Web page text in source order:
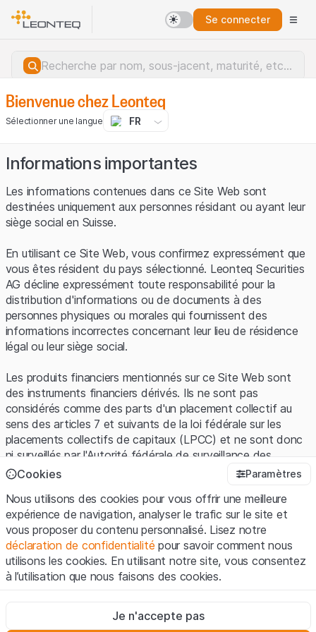
Se connecter
Erreur du serveur.
Bienvenue chez Leonteq
Sélectionner une langue FR
Informations importantes
Les informations contenues dans ce Site Web sont
destinées uniquement aux personnes résidant ou ayant leur
siège social en Suisse.
En utilisant ce Site Web, vous confirmez expressément que
vous êtes résident du pays sélectionné. Leonteq Securities
AG décline expressément toute responsabilité pour la
distribution d'informations ou de documents à des
personnes physiques ou morales qui fournissent des
informations incorrectes concernant leur lieu de résidence
légal ou leur siège social.
Les produits financiers mentionnés sur ce Site Web sont
des instruments financiers dérivés. Ils ne sont pas
considérés comme des parts d'un placement collectif au
sens des articles 7 et suivants de la loi fédérale sur les
placements collectifs de capitaux (LPCC) et ne sont donc
ni surveillés par l'Autorité fédérale de surveillance des
marchés financiers (FINMA) ni enregistrés auprès de la
protection spécifique des investisseurs prévue par la LPCC.
Conditions d'utilisation et informations juridiques
En utilisant le Site Web de Leonteq Securities AG (ci-après
"Site Web"), vous confirmez que vous avez compris et que
vous acceptez les informations juridiques, les notes
vous n'acceptez pas les Conditions d'utilisation, veuillez-
vous abstenir d'utiliser ce Site Web.
Cookies Paramètres
Nous utilisons des cookies pour vous offrir une meilleure
expérience de navigation, analyser le trafic sur le site et
vous proposer du contenu personnalisé. Lisez notre
déclaration de confidentialité pour savoir comment nous
utilisons les cookies. En utilisant notre site, vous consentez
à l’utilisation que nous faisons des cookies.
Ces cookies sont nécessaires au bon fonctionnement du site
Je n'accepte pas